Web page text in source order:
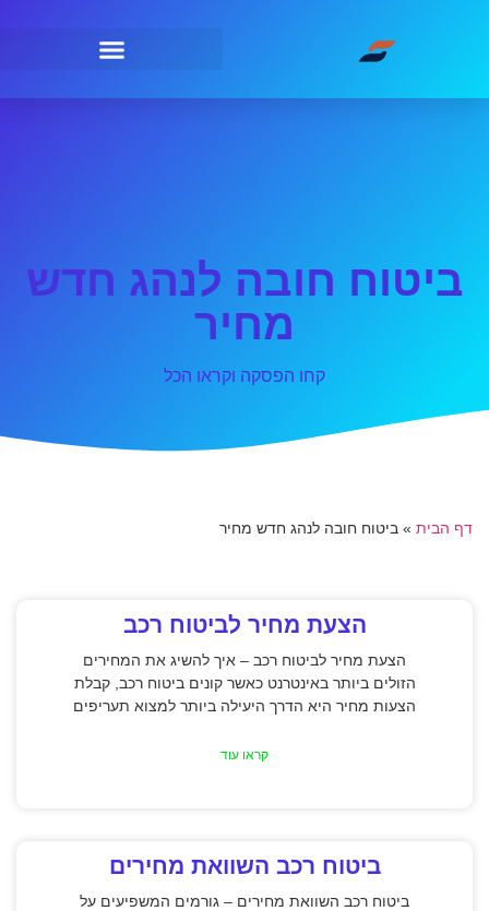
ביטוח חובה לנהג חדש
מחיר
קחו הפסקה וקראו הכל
דף הבית » ביטוח חובה לנהג חדש מחיר
הצעת מחיר לביטוח רכב
הצעת מחיר לביטוח רכב – איך להשיג את המחירים
הזולים ביותר באינטרנט כאשר קונים ביטוח רכב, קבלת
הצעות מחיר היא הדרך היעילה ביותר למצוא תעריפים
קראו עוד
ביטוח רכב השוואת מחירים
ביטוח רכב השוואת מחירים – גורמים המשפיעים על